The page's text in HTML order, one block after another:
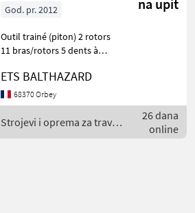
na upit
God. pr. 2012
Outil trainé (piton) 2 rotors
11 bras/rotors 5 dents à
droite essieu principal fixe
suivi du sol tandem
Eclairage Plaques
réfléchissantes
ETS BALTHAZARD
68370 Orbey
Strojevi i oprema za travu i
baliranje / Kuhn
26 dana
online